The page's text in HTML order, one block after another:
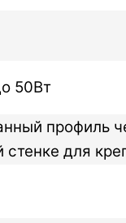
50Вт
профиль
стенке для